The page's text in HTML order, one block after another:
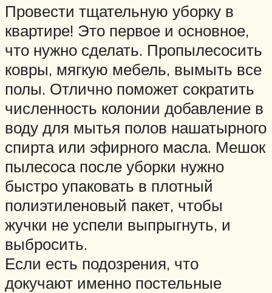
Провести тщательную уборку в
квартире! Это первое и основное,
что нужно сделать. Пропылесосить
ковры, мягкую мебель, вымыть все
полы. Отлично поможет сократить
численность колонии добавление в
воду для мытья полов нашатырного
спирта или эфирного масла. Мешок
пылесоса после уборки нужно
быстро упаковать в плотный
полиэтиленовый пакет, чтобы
жучки не успели выпрыгнуть, и
выбросить.
Если есть подозрения, что
докучают именно постельные